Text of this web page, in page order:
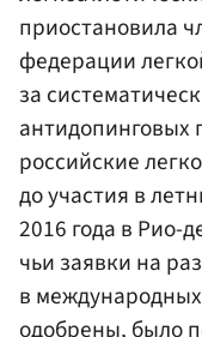
приостановила
федерации
за
антидопинговых
российские
до участия в
2016 года в Рио-
чьи заявки на
в
одобрены, было